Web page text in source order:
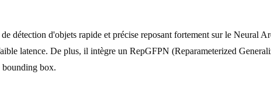
d'objets rapide et précise reposant fortement sur le Neural
latence. De plus, il intègre un RepGFPN (Reparameterized
bounding box.